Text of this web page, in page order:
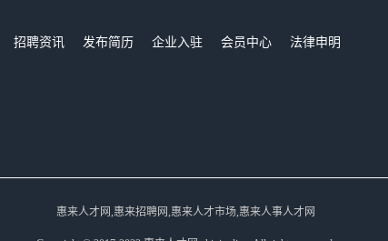
招聘资讯 发布简历 企业入驻 会员中心
法律申明
惠来人才网,惠来招聘网,惠来人才市场,惠来人事人才网